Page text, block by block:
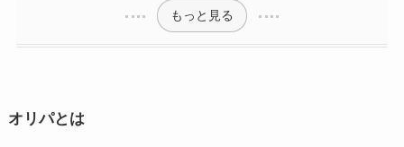
もっと見る
オリパとは